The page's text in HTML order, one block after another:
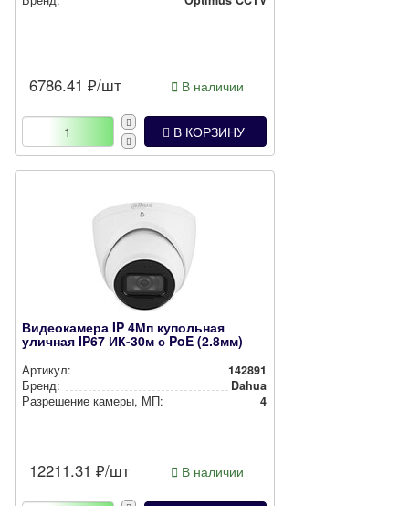
6786.41 ₽/шт В наличии
В КОРЗИНУ
Видеокамера IP 4Мп купольная
уличная IP67 ИК-30м с PoE (2.8мм)
Артикул:
142891
Бренд:
Dahua
Разрешение камеры, МП:
4
12211.31 ₽/шт В наличии